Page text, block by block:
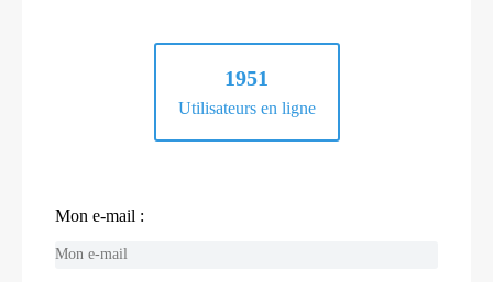
1951
Utilisateurs en ligne
Mon e-mail :